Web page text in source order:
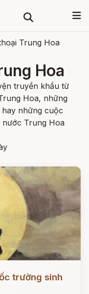
Trung Hoa
Hoa
truyền khẩu từ
Hoa, những
những cuộc
Trung Hoa
trường sinh